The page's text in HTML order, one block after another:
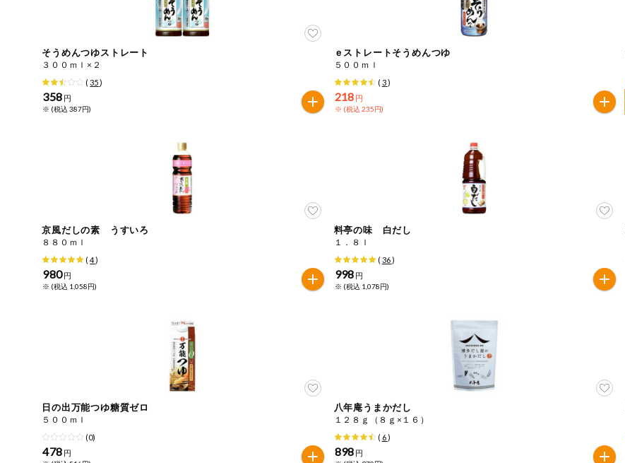
かんたん調理
オーガニック
ベビー・キッ
ズ関連
エシカル
健康志向食品
そうめんつゆストレート
３００ｍｌ×２
(35)
358 円
※ (税込 387円)
ｅストレートそうめんつゆ
５００ｍｌ
( 3)
218 円
※ (税込 235円)
京風だしの素 うすいろ
８８０ｍｌ
(4)
980 円
※ (税込 1,058円)
料亭の味 白だし
１．８ｌ
( 36)
998 円
※ (税込 1,078円)
日の出万能つゆ糖質ゼロ
５００ｍｌ
(0)
478 円
八年庵うまかだし
１２８ｇ（８ｇ×１６）
( 6)
898 円